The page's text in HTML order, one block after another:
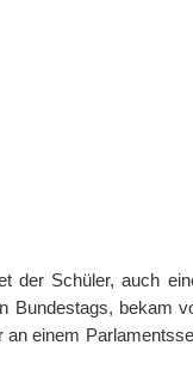
der Schüler, auch
bekam
einem